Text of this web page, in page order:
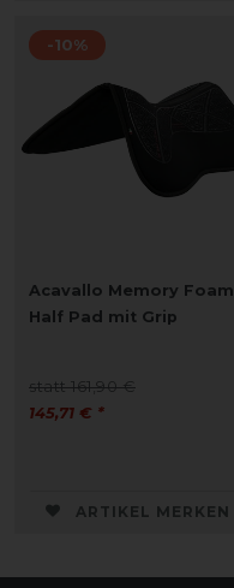
-10%
Acavallo Memory Foam
Half Pad mit Grip
statt 161,90 €
145,71 € *
ARTIKEL MERKEN